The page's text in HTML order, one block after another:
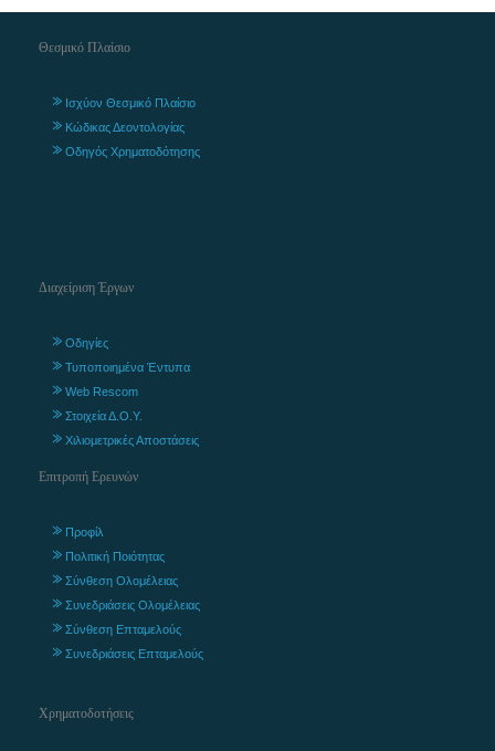
Θεσμικό Πλαίσιο
Ισχύον Θεσμικό Πλαίσιο
Κώδικας Δεοντολογίας
Οδηγός Χρηματοδότησης
Διαχείριση Έργων
Οδηγίες
Τυποποιημένα Έντυπα
Web Rescom
Στοιχεία Δ.Ο.Υ.
Χιλιομετρικές Αποστάσεις
Επιτροπή Ερευνών
Προφίλ
Πολιτική Ποιότητας
Σύνθεση Ολομέλειας
Συνεδριάσεις Ολομέλειας
Σύνθεση Επταμελούς
Συνεδριάσεις Επταμελούς
Χρηματοδοτήσεις